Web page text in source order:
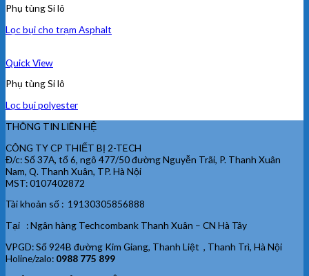
Phụ tùng Si lô
Lọc bụi cho trạm Asphalt
Quick View
Phụ tùng Si lô
Lọc bụi polyester
THÔNG TIN LIÊN HỆ
CÔNG TY CP THIẾT BỊ 2-TECH
Đ/c: Số 37A, tổ 6, ngõ 477/50 đường Nguyễn Trãi, P. Thanh Xuân
Nam, Q. Thanh Xuân, TP. Hà Nội
MST: 0107402872
Tài khoản số : 19130305856888
Tại : Ngân hàng Techcombank Thanh Xuân – CN Hà Tây
VPGD: Số 924B đường Kim Giang, Thanh Liệt , Thanh Trì, Hà Nội
Holine/zalo: 0988 775 899